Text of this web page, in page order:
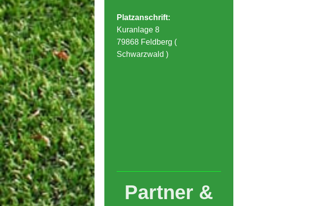
Platzanschrift:
Kuranlage 8
79868 Feldberg (
Schwarzwald )
Partner &